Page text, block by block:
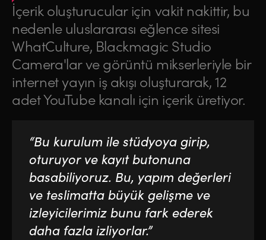
İçerik oluşturucular için vakit nakittir, bu
nedenle uluslararası eğlence sitesi
WhatCulture, Blackmagic Studio
Camera'lar ve görüntü mikserleriyle bir
internet yayın iş akışı oluşturarak, 12
adet YouTube kanalı için içerik üretiyor.
“Bu kurulum ile stüdyoya girip,
oturuyor ve kayıt butonuna
basabiliyoruz. Bu, yapım değerleri
ve teslimatta büyük gelişme ve
izleyicilerimiz bunu fark ederek
daha fazla izliyorlar.”